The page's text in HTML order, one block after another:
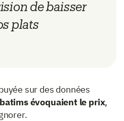
de baisser
plats
sur des données
évoquaient le prix,